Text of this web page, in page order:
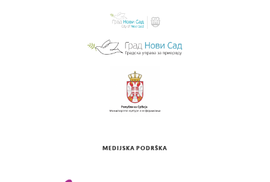
MEDIJSKA PODRŠKA